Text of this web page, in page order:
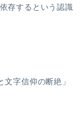
存するという認識
字信仰の断絶」